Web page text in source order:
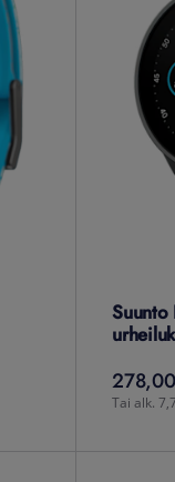
Suunto
278,00
278,00
Tai alk.